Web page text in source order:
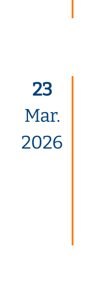
23
Mar.
2026